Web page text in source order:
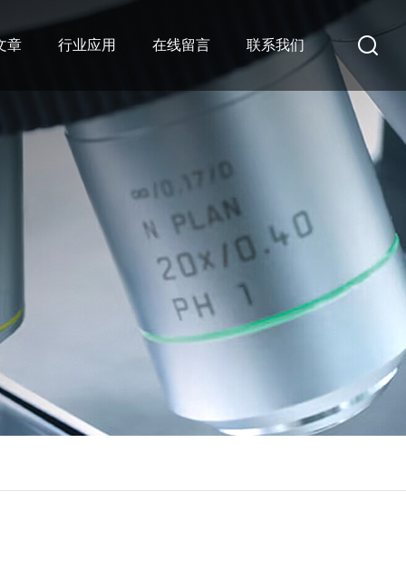
章 行业应用 在线留言 联系我们